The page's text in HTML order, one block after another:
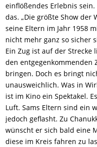
einflößendes Erlebnis
das. „Die größte Show der
seine Eltern im Jahr 1958
nicht mehr ganz so sicher
Ein Zug ist auf der Strecke
den entgegenkommenden
bringen. Doch es bringt
unausweichlich. Was in
ist im Kino ein Spektakel.
Luft. Sams Eltern sind ein
jedoch geflasht. Zu
wünscht er sich bald eine
diese im Kreis fahren zu